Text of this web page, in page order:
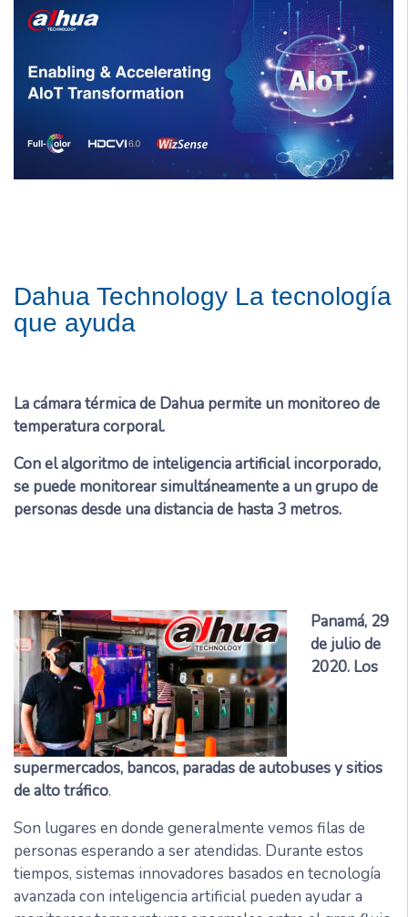
Dahua Technology La tecnología
que ayuda
La cámara térmica de Dahua permite un monitoreo de
temperatura corporal.
Con el algoritmo de inteligencia artificial incorporado,
se puede monitorear simultáneamente a un grupo de
personas desde una distancia de hasta 3 metros.
Panamá, 29
de julio de
2020. Los
supermercados, bancos, paradas de autobuses y sitios
de alto tráfico.
Son lugares en donde generalmente vemos filas de
personas esperando a ser atendidas. Durante estos
tiempos, sistemas innovadores basados en tecnología
avanzada con inteligencia artificial pueden ayudar a